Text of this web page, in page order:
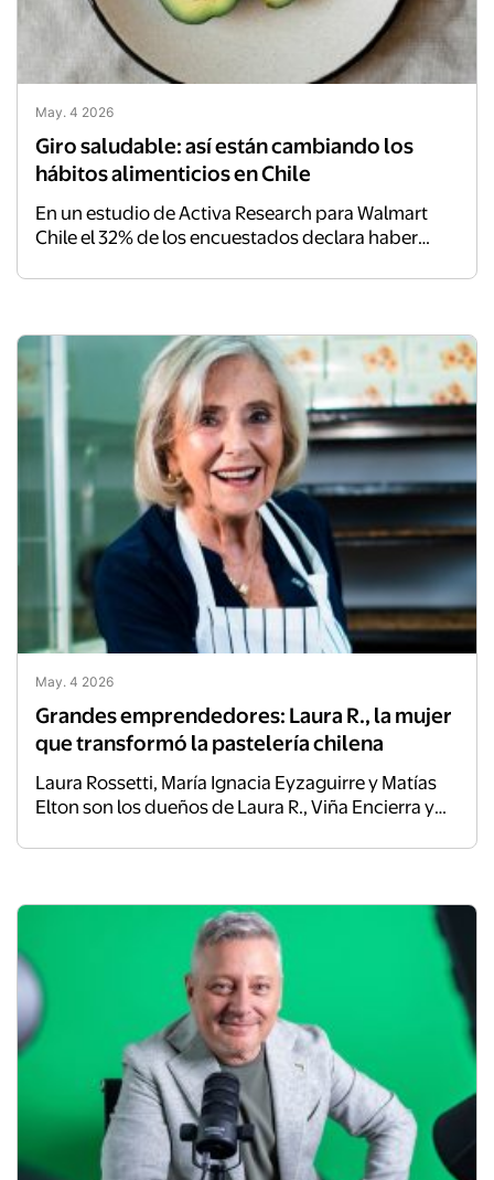
May. 4 2026
Giro saludable: así están cambiando los
hábitos alimenticios en Chile
En un estudio de Activa Research para Walmart
Chile el 32% de los encuestados declara haber
una transición clara hacia hábitos saludables: más
de frutas, verduras, huevos y palta, y menor
ingesta de pan, pastelería y alcohol. El cambio es
más marcado en mujeres y en la Región
Metropolitana y zona Sur y entre las nuevas
tendencias, destaca la dieta flexitariana.
May. 4 2026
Grandes emprendedores: Laura R., la mujer
que transformó la pastelería chilena
Laura Rossetti, María Ignacia Eyzaguirre y Matías
Elton son los dueños de Laura R., Viña Encierra y
comparten varios puntos en común: disfrutan
sacándolos adelante, han aprendido a combinar
los tiempos para sus familias y los que requieren
las pymes y tienen sus productos en las góndolas
de supermercados Lider. Tres miradas de
personas mayores, con la expertise que da el paso
del tiempo.